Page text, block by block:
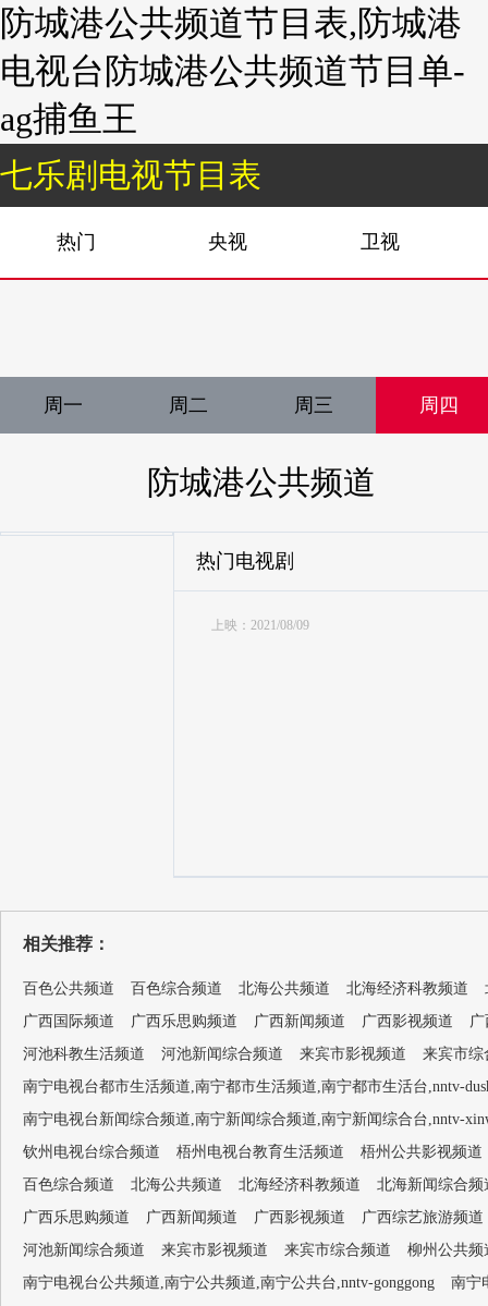
防城港公共频道节目表,防城港
电视台防城港公共频道节目单-
ag捕鱼王
七乐剧电视节目表
热门 央视 卫视
周一 周二 周三 周四
防城港公共频道
热门电视剧
上映：2021/08/09
相关推荐：
百色公共频道 百色综合频道 北海公共频道 北海经济科教频道
广西国际频道
广西乐思购频道 广西新闻频道 广西影视频道
河池科教生活频道
河池新闻综合频道 来宾市影视频道
来宾市综
南宁电视台都市生活频道,南宁都市生活频道,南宁都市生活台,nntv-
南宁电视台新闻综合频道,南宁新闻综合频道,南宁新闻综合台,nntv-
钦州电视台综合频道
梧州电视台教育生活频道
梧州公共影视频道
百色综合频道
北海公共频道 北海经济科教频道
北海新闻综合频
广西乐思购频道
广西新闻频道 广西影视频道
广西综艺旅游频道
河池新闻综合频道
来宾市影视频道 来宾市综合频道
柳州公共频
南宁电视台公共频道,南宁公共频道,南宁公共台,nntv-gonggong
南宁